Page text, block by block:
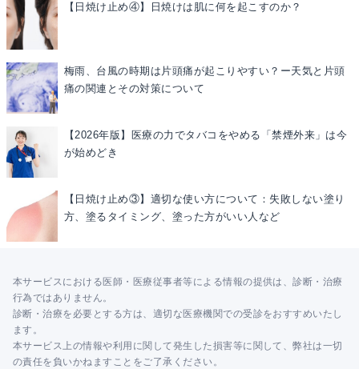
【日焼け止め④】日焼けは肌に何を起こすのか？
梅雨、台風の時期は片頭痛が起こりやすい？ー天気と片頭
痛の関連とその対策について
【2026年版】医療の力でタバコをやめる「禁煙外来」は今
が始めどき
【日焼け止め③】適切な使い方について：失敗しない塗り
方、塗るタイミング、塗った方がいい人など
本サービスにおける医師・医療従事者等による情報の提供は、診断・治療
行為ではありません。
診断・治療を必要とする方は、適切な医療機関での受診をおすすめいたし
ます。
本サービス上の情報や利用に関して発生した損害等に関して、弊社は一切
の責任を負いかねますことをご了承ください。